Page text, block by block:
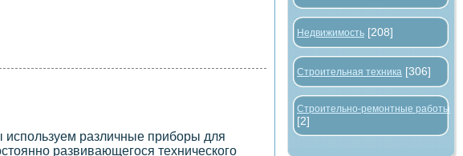
различные приборы для
развивающегося технического
Недвижимость [208]
Строительная техника [306]
Строительно-ремонтные работы
[2]